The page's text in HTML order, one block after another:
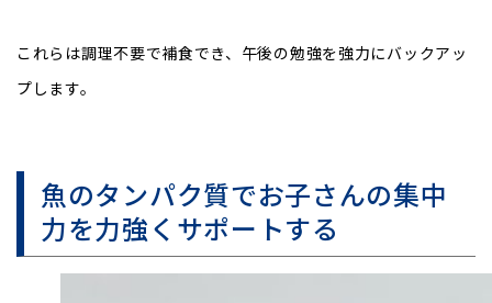
これらは調理不要で補食でき、午後の勉強を強力にバックアッ
プします。
魚のタンパク質でお子さんの集中
力を力強くサポートする